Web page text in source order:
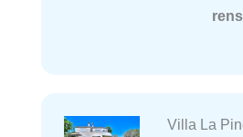
Villa La